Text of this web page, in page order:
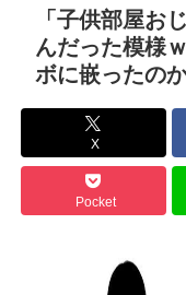
高市政府「原油調達コ
謎の新人女性声優H、
【高市】「フキハラの
大谷翔平が今永昇太を
海外「W杯は八百長だ
例のダンスアニメの作
高市早苗の消費税減税
国家情報局のスパイ通
「子供部屋お
んだった模様
ボに嵌ったの
X
Pocket